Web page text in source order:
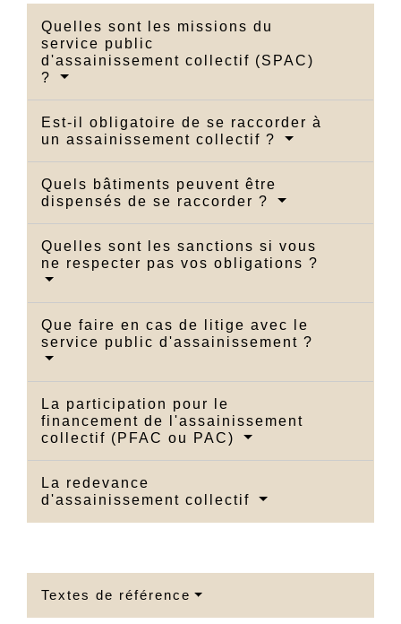
Quelles sont les missions du
service public
d'assainissement collectif (SPAC)
?
Est-il obligatoire de se raccorder à
un assainissement collectif ?
Quels bâtiments peuvent être
dispensés de se raccorder ?
Quelles sont les sanctions si vous
ne respecter pas vos obligations ?
Que faire en cas de litige avec le
service public d'assainissement ?
La participation pour le
financement de l'assainissement
collectif (PFAC ou PAC)
La redevance
d'assainissement collectif
Textes de référence